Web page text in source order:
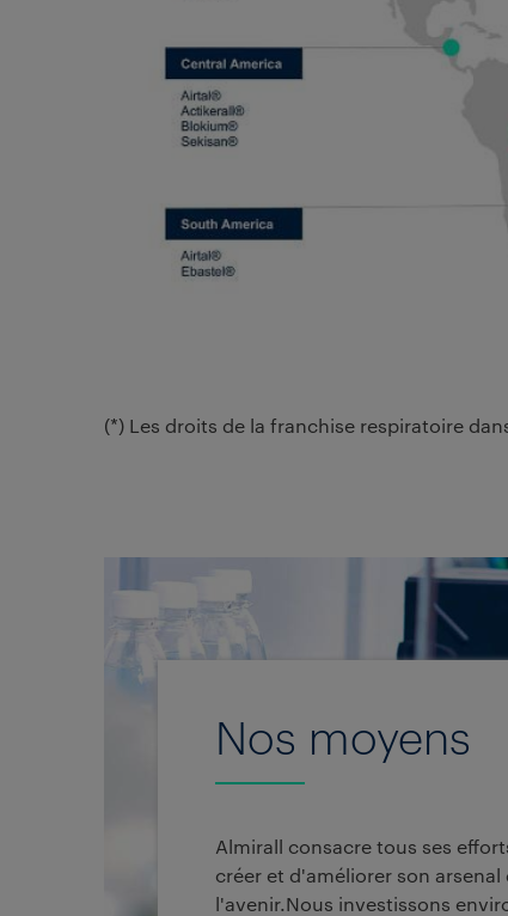
(*) Les droits de la franchise respiratoire
Nos moyens
Almirall consacre tous ses
créer et d'améliorer son
l'avenir.Nous investissons